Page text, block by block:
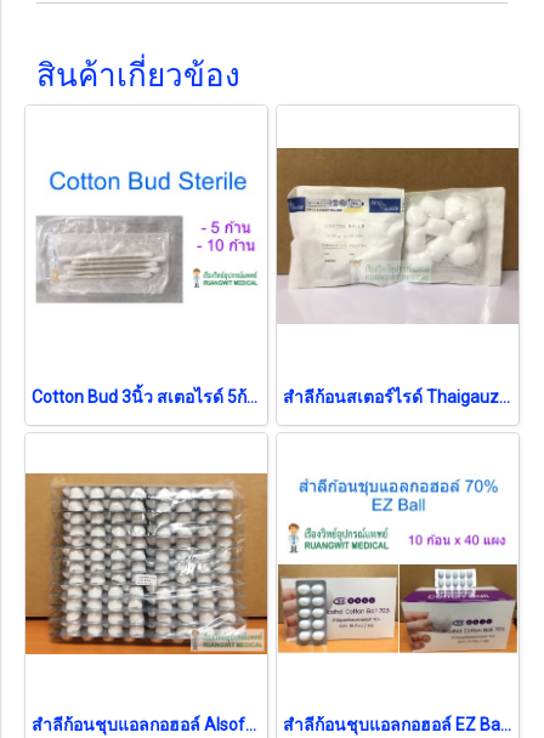
สินค้าเกี่ยวข้อง
Cotton Bud 3นิ้ว สเตอไรด์ 5ก้าน [Thai Gauze] สำลีก้อนสเตอร์ไรด์ Thaigauze (10ก้อน/ซอง) (ขนาดก้อน 0.35 กรัม)
สำลีก้อนชุบแอลกอฮอล์ Alsoff (1 แผง) สำลีก้อนชุบแอลกอฮอล์ EZ Ball (ยกกล่อง)